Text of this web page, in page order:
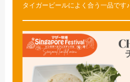
タイガービールによく合う一品です♪